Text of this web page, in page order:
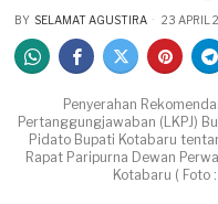
BY SELAMAT AGUSTIRA 23 APRIL
Penyerahan
Pertanggungjawaban (LKPJ)
Pidato Bupati Kotabaru
Rapat Paripurna Dewan
Kotabaru ( Foto